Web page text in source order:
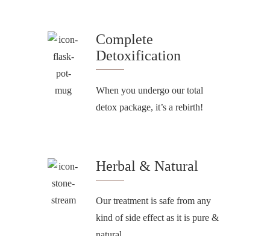
Complete
Detoxification
When you undergo our total
detox package, it’s a rebirth!
Herbal & Natural
Our treatment is safe from any
kind of side effect as it is pure &